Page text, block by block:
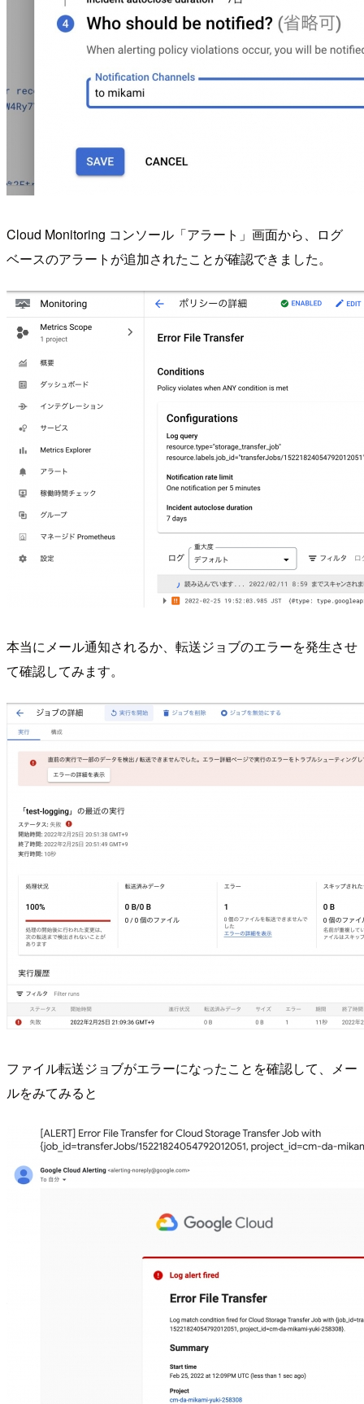
Cloud Monitoring コンソール「アラート」画面から、ログ
ベースのアラートが追加されたことが確認できました。
本当にメール通知されるか、転送ジョブのエラーを発生させ
て確認してみます。
ファイル転送ジョブがエラーになったことを確認して、メー
ルをみてみると